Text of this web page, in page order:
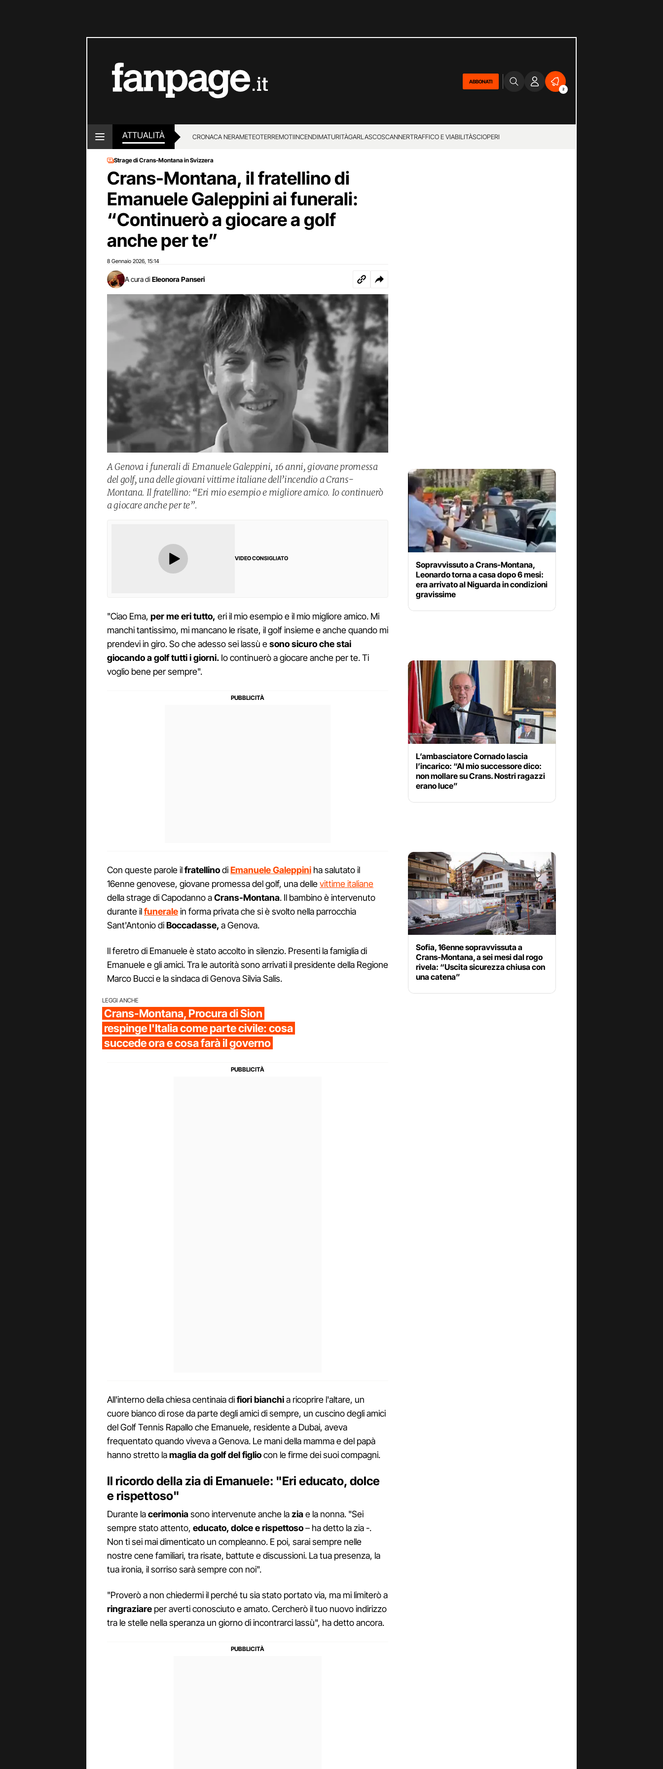
ABBONATI
2
ATTUALITÀ CRONACA NERAMETEOTERREMOTIINCENDIMATURITÀGARLASCOSCANNERTRAFFICO E VIABILITÀSCIOPERI
LOTTO E SUPERENALOTTO
Strage di Crans-Montana in Svizzera
Crans-Montana, il fratellino di
Emanuele Galeppini ai funerali:
“Continuerò a giocare a golf
anche per te”
8 Gennaio 2026 15:14
A cura di Eleonora Panseri
A Genova i funerali di Emanuele Galeppini, 16 anni, giovane promessa
del golf, una delle giovani vittime italiane dell’incendio a Crans-
Montana. Il fratellino: “Eri mio esempio e migliore amico. Io continuerò
a giocare anche per te”.
VIDEO CONSIGLIATO
"Ciao Ema, per me eri tutto, eri il mio esempio e il mio migliore amico. Mi
manchi tantissimo, mi mancano le risate, il golf insieme e anche quando mi
prendevi in giro. So che adesso sei lassù esono sicuro che stai
giocando a golf tutti i giorni. Io continuerò a giocare anche per te. Ti
voglio bene per sempre".
Con queste parole ilfratellinodiEmanuele Galeppini ha salutato il
16enne genovese, giovane promessa del golf, una dellevittime italiane
della strage di Capodanno aCrans-Montana. Il bambino è intervenuto
durante ilfuneralein forma privata che si è svolto nella parrocchia
Sant'Antonio diBoccadasse, a Genova.
Il feretro di Emanuele è stato accolto in silenzio. Presenti la famiglia di
Emanuele e gli amici. Tra le autorità sono arrivati il presidente della Regione
Marco Bucci e la sindaca di Genova Silvia Salis.
LEGGI ANCHE
Crans-Montana, Procura di Sion
respinge l'Italia come parte civile: cosa
succede ora e cosa farà il governo
All'interno della chiesa centinaia difiori bianchia ricoprire l'altare, un
cuore bianco di rose da parte degli amici di sempre, un cuscino degli amici
del Golf Tennis Rapallo che Emanuele, residente a Dubai, aveva
frequentato quando viveva a Genova. Le mani della mamma e del papà
hanno stretto lamaglia da golf del figliocon le firme dei suoi compagni.
Il ricordo della zia di Emanuele: "Eri educato, dolce
e rispettoso"
Durante lacerimoniasono intervenute anche laziae la nonna. "Sei
sempre stato attento, educato, dolce e rispettoso– ha detto la zia -.
Non ti sei mai dimenticato un compleanno. E poi, sarai sempre nelle
nostre cene familiari, tra risate, battute e discussioni. La tua presenza, la
tua ironia, il sorriso sarà sempre con noi".
"Proverò a non chiedermi il perché tu sia stato portato via, ma mi limiterò a
ringraziare per averti conosciuto e amato. Cercherò il tuo nuovo indirizzo
tra le stelle nella speranza un giorno di incontrarci lassù", ha detto ancora.
Sopravvissuto a Crans-Montana,
Leonardo torna a casa dopo 6 mesi:
era arrivato al Niguarda in condizioni
gravissime
L’ambasciatore Cornado lascia
l’incarico: “Al mio successore dico:
non mollare su Crans. Nostri ragazzi
erano luce”
Sofia, 16enne sopravvissuta a
Crans-Montana, a sei mesi dal rogo
rivela: “Uscita sicurezza chiusa con
una catena”